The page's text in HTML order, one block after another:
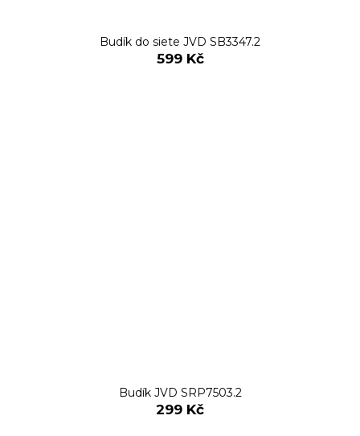
Budík do siete JVD SB3347.2
599 Kč
Budík JVD SRP7503.2
299 Kč